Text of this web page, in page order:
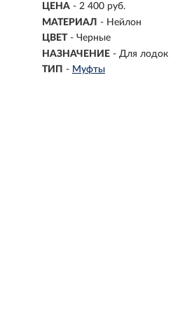
ЦЕНА - 2 400 руб.
МАТЕРИАЛ - Нейлон
ЦВЕТ - Черные
НАЗНАЧЕНИЕ - Для лодок
ТИП - Муфты